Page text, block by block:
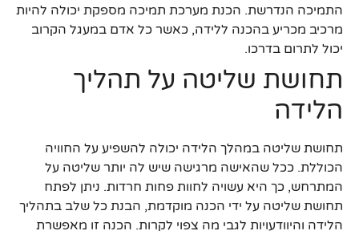
התמיכה הנדרשת. הכנת מערכת תמיכה מספקת יכולה להיות
מרכיב מכריע בהכנה ללידה, כאשר כל אדם במעגל הקרוב
יכול לתרום בדרכו.
תחושת שליטה על תהליך
הלידה
תחושת שליטה במהלך הלידה יכולה להשפיע על החוויה
הכוללת. ככל שהאישה מרגישה שיש לה יותר שליטה על
המתרחש, כך היא עשויה לחוות פחות חרדות. ניתן לפתח
תחושת שליטה על ידי הכנה מוקדמת, הבנת כל שלב בתהליך
הלידה והיוודעויות לגבי מה צפוי לקרות. הכנה זו מאפשרת